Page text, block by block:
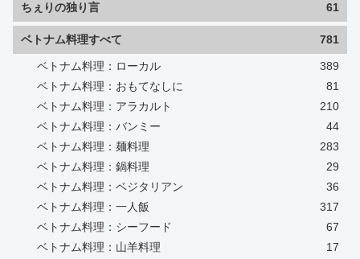
ちぇりの独り言 61
ベトナム料理すべて 781
ベトナム料理：ローカル
389
ベトナム料理：おもてなしに
81
ベトナム料理：アラカルト
210
ベトナム料理：バンミー
44
ベトナム料理：麺料理
283
ベトナム料理：鍋料理
29
ベトナム料理：ベジタリアン
36
ベトナム料理：一人飯
317
ベトナム料理：シーフード
67
ベトナム料理：山羊料理
17